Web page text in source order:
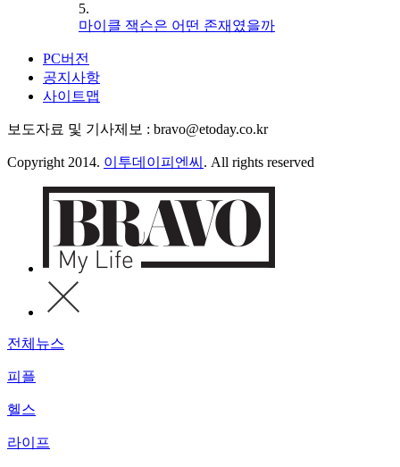
5.
마이클 잭슨은 어떤 존재였을까
PC버전
공지사항
사이트맵
보도자료 및 기사제보 : bravo@etoday.co.kr
Copyright 2014. 이투데이피엔씨 . All rights reserved
전체뉴스
피플
헬스
라이프